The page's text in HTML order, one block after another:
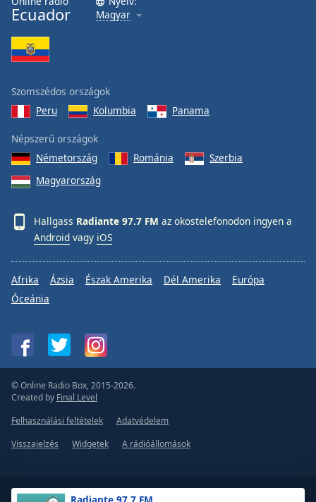
Ecuador
Magyar
Szomszédos országok
Peru
Kolumbia Panama
Népszerű országok
Németország
Románia
Szerbia
Magyarország
Hallgass Radiante 97.7 FM az okostelefonodon ingyen a
Android vagy iOS
Afrika Ázsia Észak Amerika Dél Amerika
Európa
Óceánia
© Online Radio Box, 2015-2026.
Created by Final Level
Felhasználási feltételek
Adatvédelem
Visszajelzés
Widgetek A rádióállomások